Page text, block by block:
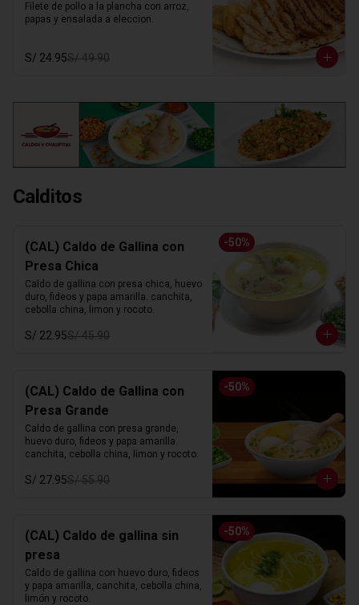
Filete de pollo a la plancha con arroz,
papas y ensalada a eleccion.
S/ 24.95S/ 49.90
Calditos
-50%
(CAL) Caldo de Gallina con
Presa Chica
Caldo de gallina con presa chica, huevo
duro, fideos y papa amarilla. canchita,
cebolla china, limon y rocoto.
S/ 22.95S/ 45.90
-50%
(CAL) Caldo de Gallina con
Presa Grande
Caldo de gallina con presa grande,
huevo duro, fideos y papa amarilla.
canchita, cebolla china, limon y rocoto.
S/ 27.95S/ 55.90
-50%
(CAL) Caldo de gallina sin
presa
Caldo de gallina con huevo duro, fideos
y papa amarilla, canchita, cebolla china,
limón y rocoto.